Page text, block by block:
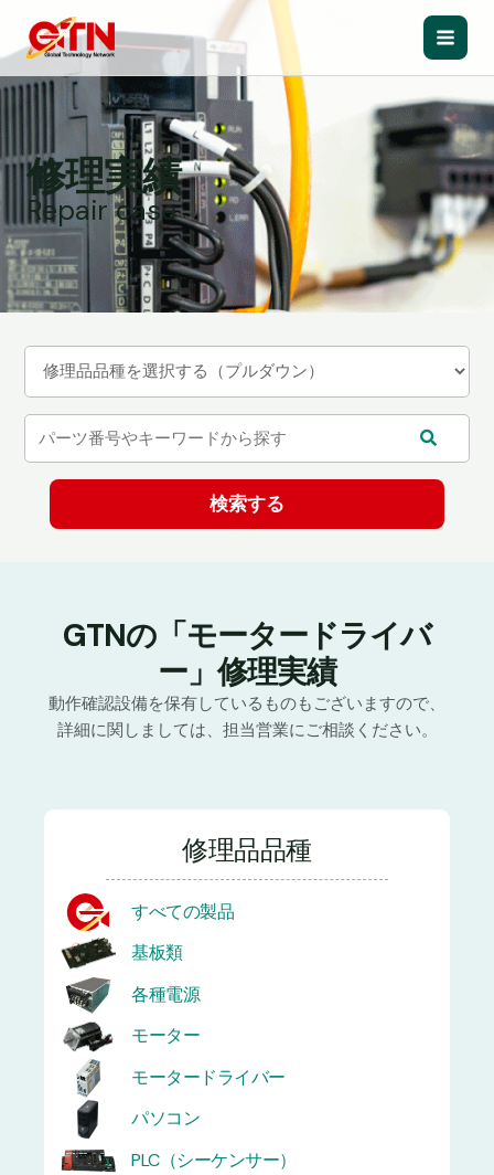
ス
プ
Main
修理実績
Repair case
GTNの「モータードライバ
ー」修理実績
動作確認設備を保有しているものもございますので、
詳細に関しましては、担当営業にご相談ください。
修理品品種
すべての製品
基板類
各種電源
モーター
モータードライバー
パソコン
PLC（シーケンサー）